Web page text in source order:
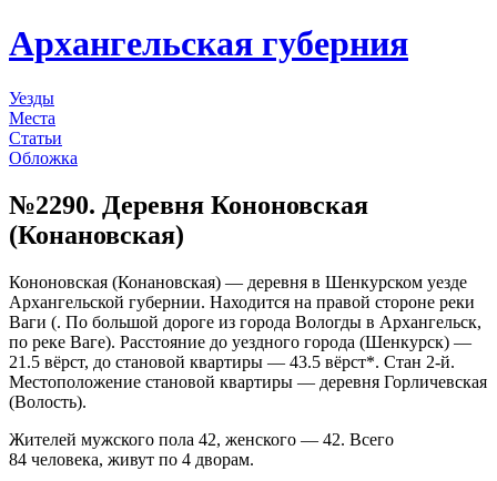
Архангельская губерния
Уезды
Места
Статьи
Обложка
№2290. Деревня Кононовская
(Конановская)
Кононовская (Конановская) — деревня в Шенкурском уезде
Архангельской губернии. Находится на правой стороне реки
Ваги (. По большой дороге из города Вологды в Архангельск,
по реке Ваге). Расстояние до уездного города (Шенкурск) —
21.5 вёрст, до становой квартиры — 43.5 вёрст*. Стан 2-й.
Местоположение становой квартиры — деревня Горличевская
(Волость).
Жителей мужского пола 42, женского — 42. Всего
84 человека, живут по 4 дворам.